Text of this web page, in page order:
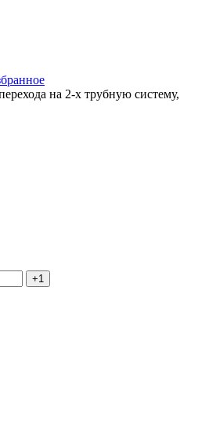
на 2-х трубную систему,
+1